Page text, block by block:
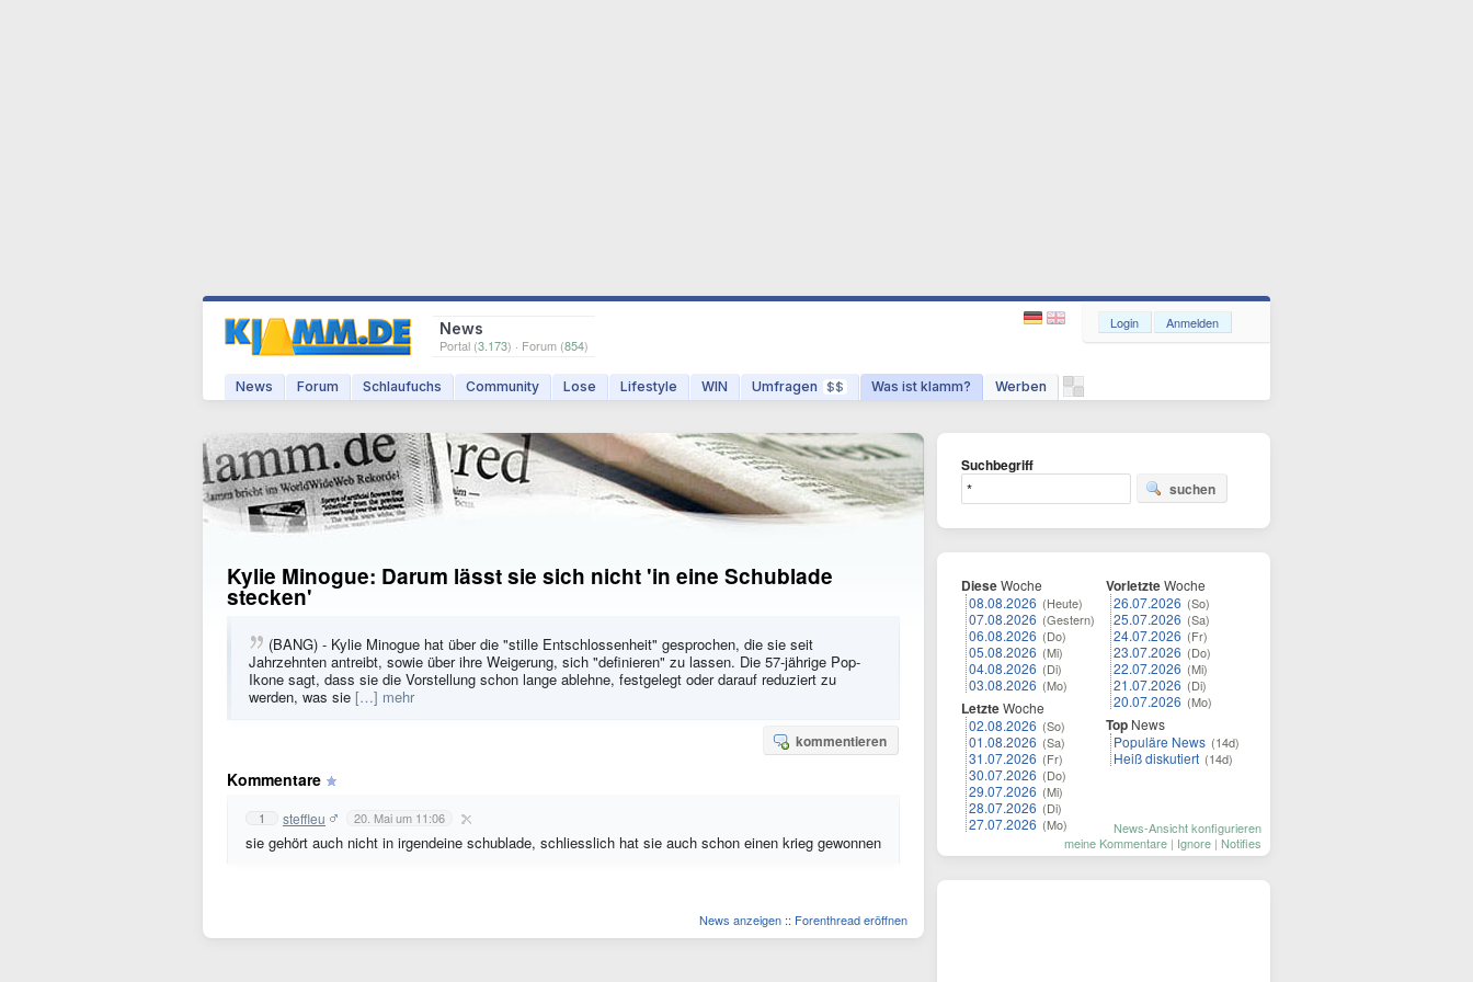
News
Portal (3.173) · Forum (854)
News Forum Schlaufuchs Community Lose Lifestyle WIN Umfragen $$ Was ist klamm? Werben
Login Anmelden
Kylie Minogue: Darum lässt sie sich nicht 'in eine Schublade
stecken'
(BANG) - Kylie Minogue hat über die "stille Entschlossenheit" gesprochen, die sie seit
Jahrzehnten antreibt, sowie über ihre Weigerung, sich "definieren" zu lassen. Die 57-jährige Pop-
Ikone sagt, dass sie die Vorstellung schon lange ablehne, festgelegt oder darauf reduziert zu
werden, was sie […] mehr
kommentieren
Kommentare
1 steffleu 20. Mai um 11:06
sie gehört auch nicht in irgendeine schublade, schliesslich hat sie auch schon einen krieg gewonnen
News anzeigen :: Forenthread eröffnen
Suchbegriff
suchen
DieseWoche
08.08.2026 (Heute)
07.08.2026 (Gestern)
06.08.2026 (Do)
05.08.2026 (Mi)
04.08.2026 (Di)
03.08.2026 (Mo)
LetzteWoche
02.08.2026 (So)
01.08.2026 (Sa)
31.07.2026 (Fr)
30.07.2026 (Do)
29.07.2026 (Mi)
28.07.2026 (Di)
27.07.2026 (Mo)
VorletzteWoche
26.07.2026 (So)
25.07.2026 (Sa)
24.07.2026 (Fr)
23.07.2026 (Do)
22.07.2026 (Mi)
21.07.2026 (Di)
20.07.2026 (Mo)
Top News
Populäre News (14d)
Heiß diskutiert (14d)
News-Ansicht konfigurieren
meine Kommentare | Ignore | Notifies